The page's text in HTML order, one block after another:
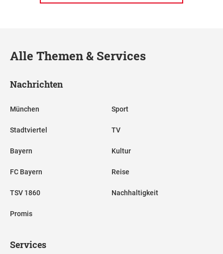
Alle Themen & Services
Nachrichten
München
Stadtviertel
Bayern
FC Bayern
TSV 1860
Promis
Sport
TV
Kultur
Reise
Nachhaltigkeit
Services